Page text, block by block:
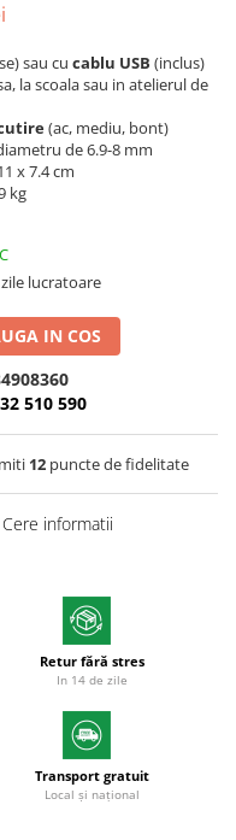
sau cu cablu USB (inclus)
la scoala sau in atelierul de
(ac, mediu, bont)
de 6.9-8 mm
x 7.4 cm
kg
zile lucratoare
IN COS
510 590
12puncte de fidelitate
informatii
Retur fără stres
In 14 de zile
Transport gratuit
Local și național